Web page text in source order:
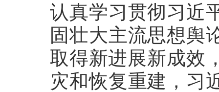
认真学习贯彻习近
固壮大主流思想舆
取得新进展新成效
灾和恢复重建，习